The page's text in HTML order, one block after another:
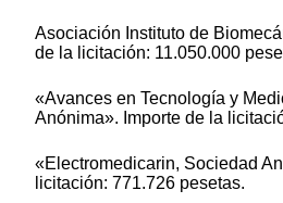
Asociación Instituto de
de la licitación: 11.050.000
«Avances en Tecnología y
Anónima». Importe de la
«Electromedicarin, Sociedad
licitación: 771.726 pesetas.